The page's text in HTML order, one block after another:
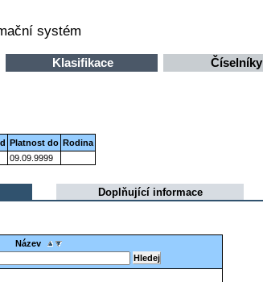
systém
Klasifikace Číselníky
Platnost do Rodina
09.09.9999
Doplňující informace
Název